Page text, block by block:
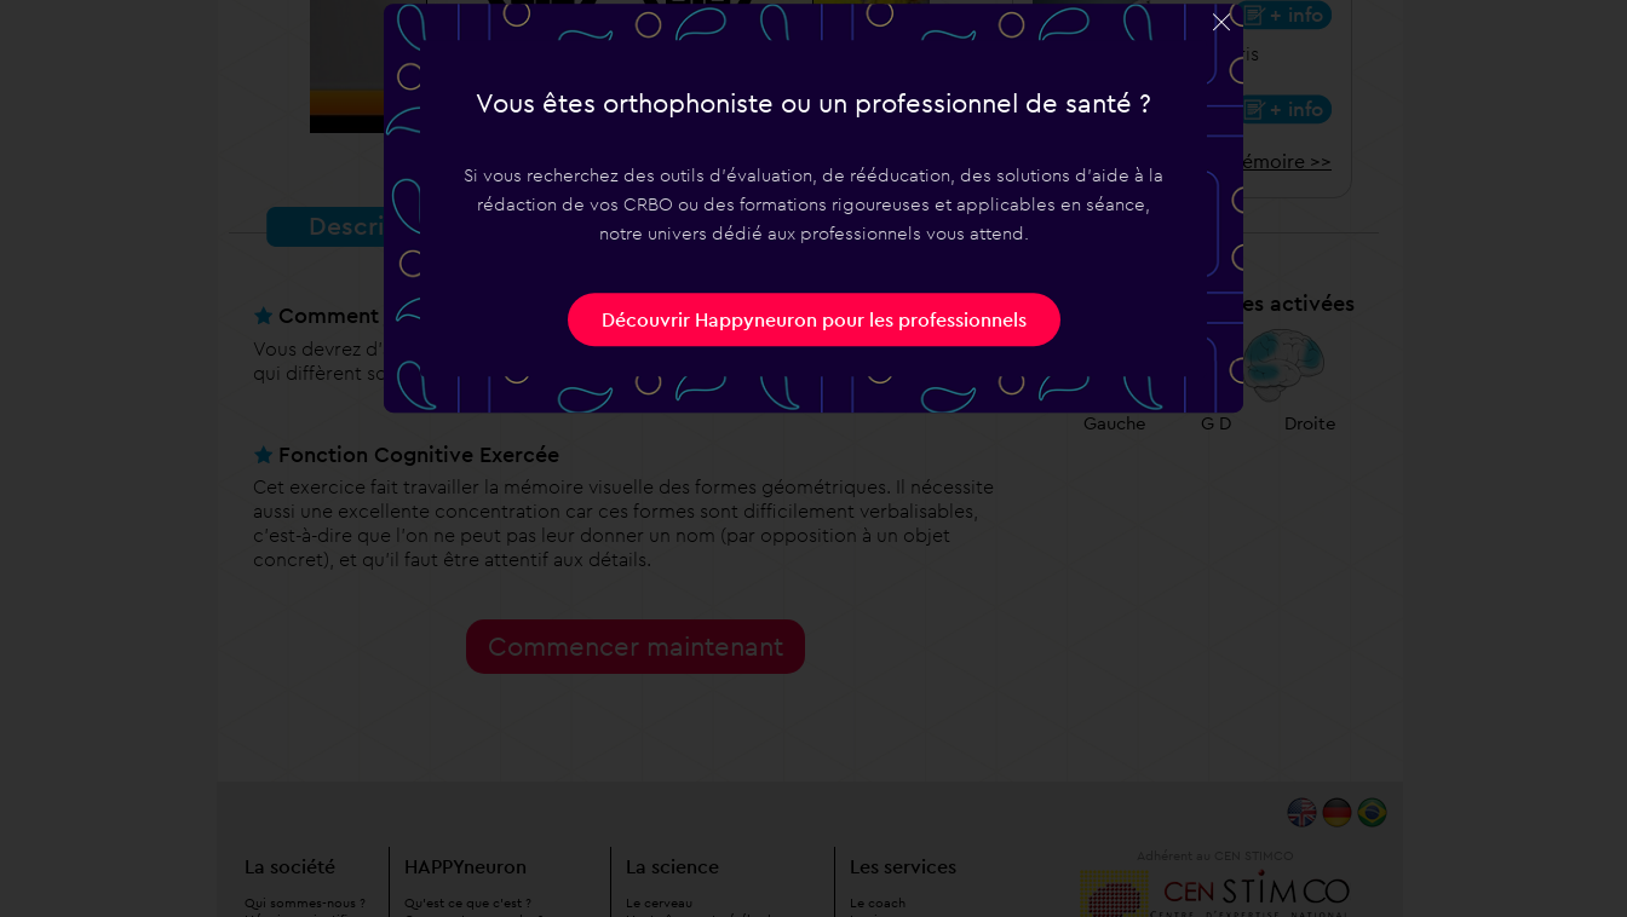
Vous êtes orthophoniste ou un professionnel de santé ?
Si vous recherchez des outils d'évaluation, de rééducation, des solutions d'aide à la
rédaction de vos CRBO ou des formations rigoureuses et applicables en séance,
notre univers dédié aux professionnels vous attend.
Découvrir Happyneuron pour les professionnels
+ info
Et la Souris
Chicote
+ info
Voir tous les jeux de mémoire >>
Description Résultats Happy'Z
Zones cérébrales activées
Gauche Droite
G D
Comment jouer
Vous devrez d’abord mémoriser 6, 8 ou 10 figures puis les reconnaître parmi d’autres
qui diffèrent soit par leur forme soit par leur couleur.
Fonction Cognitive Exercée
Cet exercice fait travailler la mémoire visuelle des formes géométriques. Il nécessite
aussi une excellente concentration car ces formes sont difficilement verbalisables,
c'est-à-dire que l'on ne peut pas leur donner un nom (par opposition à un objet
concret), et qu'il faut être attentif aux détails.
Commencer maintenant
La société
Qui sommes-nous ?
HAPPYneuron
Qu'est ce que c'est ?
La science
Le cerveau
Les services
Le coach